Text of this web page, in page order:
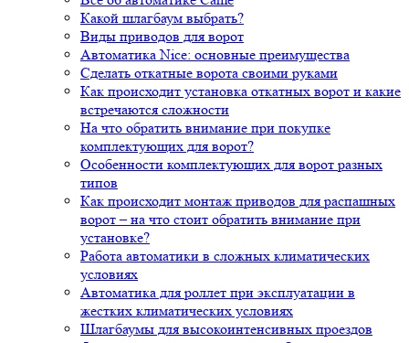
Какой шлагбаум выбрать?
Виды приводов для ворот
Автоматика Nice: основные преимущества
Сделать откатные ворота своими руками
Как происходит установка откатных ворот и какие
встречаются сложности
На что обратить внимание при покупке
комплектующих для ворот?
Особенности комплектующих для ворот разных
типов
Как происходит монтаж приводов для распашных
ворот – на что стоит обратить внимание при
установке?
Работа автоматики в сложных климатических
условиях
Автоматика для роллет при эксплуатации в
жестких климатических условиях
Шлагбаумы для высокоинтенсивных проездов